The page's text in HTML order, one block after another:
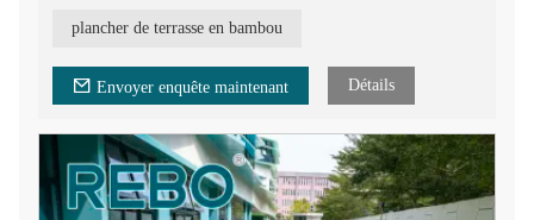
plancher de terrasse en bambou
Envoyer enquête maintenant Détails